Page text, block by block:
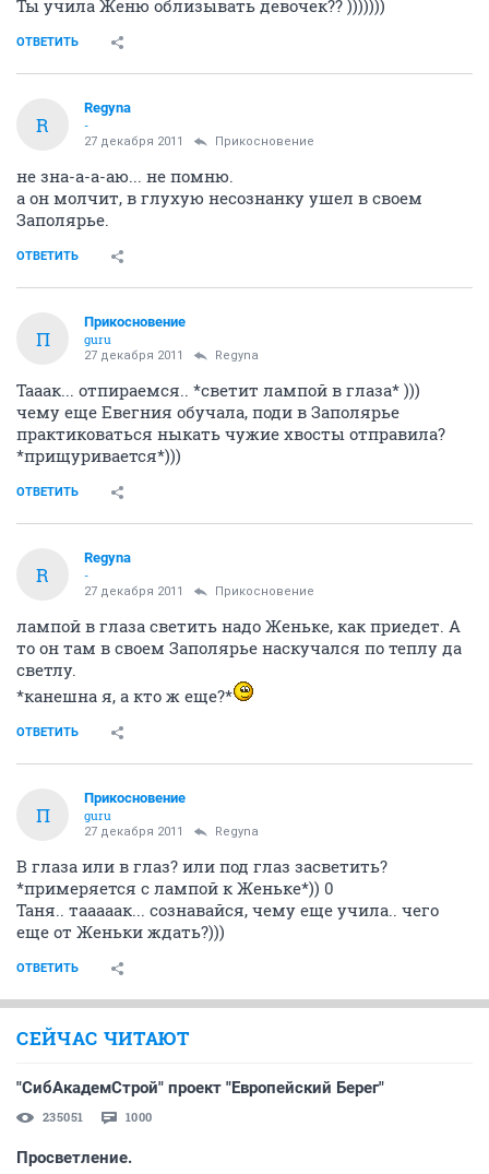
Ты учила Женю облизывать девочек?? )))))))
ОТВЕТИТЬ
R
Regyna
-
27 декабря 2011 Прикосновение
не зна-а-а-аю... не помню.
а он молчит, в глухую несознанку ушел в своем
Заполярье.
ОТВЕТИТЬ
П
Прикосновение
guru
27 декабря 2011 Regyna
Тааак... отпираемся.. *светит лампой в глаза* )))
чему еще Евегния обучала, поди в Заполярье
практиковаться ныкать чужие хвосты отправила?
*прищуривается*)))
ОТВЕТИТЬ
R
Regyna
-
27 декабря 2011 Прикосновение
лампой в глаза светить надо Женьке, как приедет. А
то он там в своем Заполярье наскучался по теплу да
светлу.
*канешна я, а кто ж еще?*
ОТВЕТИТЬ
П
Прикосновение
guru
27 декабря 2011 Regyna
В глаза или в глаз? или под глаз засветить?
*примеряется с лампой к Женьке*)) 0
Таня.. тааааак... сознавайся, чему еще учила.. чего
еще от Женьки ждать?)))
ОТВЕТИТЬ
СЕЙЧАС ЧИТАЮТ
"СибАкадемСтрой" проект "Европейский Берег"
235051 1000
Просветление.